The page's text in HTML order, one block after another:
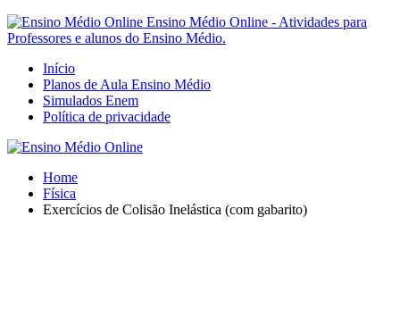
Ensino Médio Online - Atividades para
Professores e alunos do Ensino Médio.
Início
Planos de Aula Ensino Médio
Simulados Enem
Política de privacidade
Home
Física
Exercícios de Colisão Inelástica (com gabarito)